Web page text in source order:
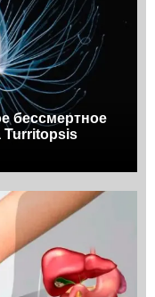
бессмертное
Turritopsis